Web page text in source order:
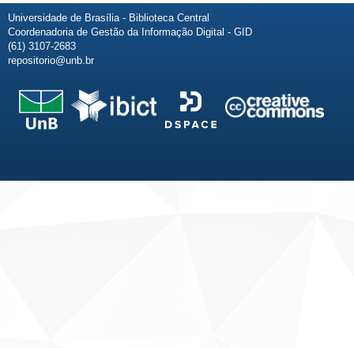
Universidade de Brasília - Biblioteca Central
Coordenadoria de Gestão da Informação Digital - GID
(61) 3107-2683
repositorio@unb.br